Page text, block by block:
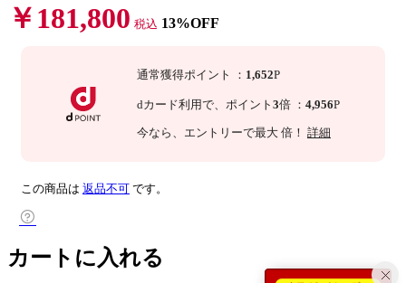
￥181,800 税込 13%OFF
通常獲得ポイント ： 1,652P
dカード利用で、 ポイント 3倍 ： 4,956P
今なら 、エントリーで最大 倍！ 詳細
この商品は 返品不可 です。
カートに入れる